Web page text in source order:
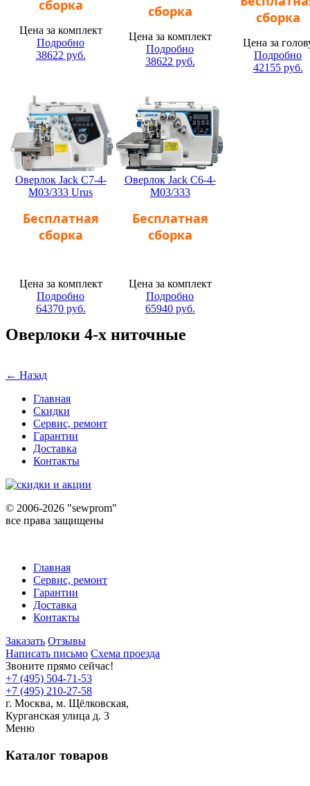
сборка
Цена за комплект
Подробно
38622 руб.
сборка
Цена за комплект
Подробно
38622 руб.
сборка
Цена за
Подробно
42155руб.
Оверлок Jack C7-4-
M03/333 Urus
Бесплатная
сборка
Цена за комплект
Подробно
64370руб.
Оверлок Jack C6-4-
M03/333
Бесплатная
сборка
Цена за комплект
Подробно
65940руб.
Оверлоки 4-х ниточные
← Назад
Главная
Скидки
Сервис, ремонт
Гарантии
Доставка
Контакты
© 2006-2026 "sewprom"
все права защищены
Главная
Сервис, ремонт
Гарантии
Доставка
Контакты
Заказать Отзывы
Написать письмо Схема проезда
Звоните прямо сейчас!
+7 (495) 504-71-53
+7 (495) 210-27-58
г. Москва, м. Щёлковская,
Курганская улица д. 3
Меню
Каталог товаров